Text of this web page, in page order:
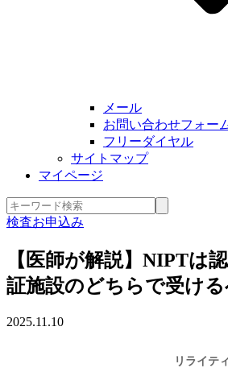
メール
お問い合わせフォー
フリーダイヤル
サイトマップ
マイページ
検査お申込み
【医師が解説】NIPTは
証施設のどちらで受ける
2025.11.10
リライテ